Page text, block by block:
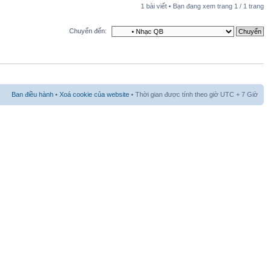
1 bài viết • Bạn đang xem trang 1 / 1 trang
Chuyển đến:
Ban điều hành • Xoá cookie của website • Thời gian được tính theo giờ UTC + 7 Giờ